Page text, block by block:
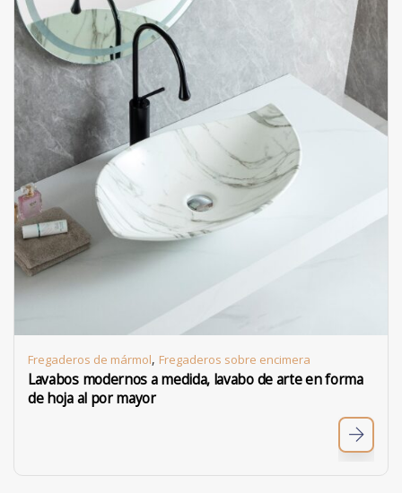
Fregaderos de mármol, Fregaderos sobre encimera
Lavabos modernos a medida, lavabo de arte en forma
de hoja al por mayor